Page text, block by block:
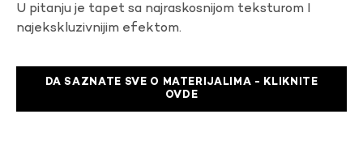
U pitanju je tapet sa najraskosnijom teksturom I
najekskluzivnijim efektom.
DA SAZNATE SVE O MATERIJALIMA - KLIKNITE
OVDE